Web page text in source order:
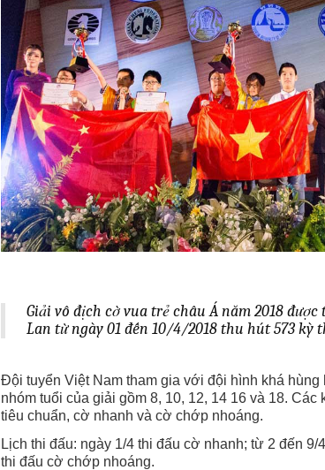
Giải vô địch cờ vua trẻ châu Á năm 2018
Lan từ ngày 01 đến 10/4/2018 thu hút 573 kỳ
Đội tuyển Việt Nam tham gia với đội hình khá
nhóm tuổi của giải gồm 8, 10, 12, 14 16 và 18.
tiêu chuẩn, cờ nhanh và cờ chớp nhoáng.
Lịch thi đấu: ngày 1/4 thi đấu cờ nhanh; từ 2 đến
thi đấu cờ chớp nhoáng.